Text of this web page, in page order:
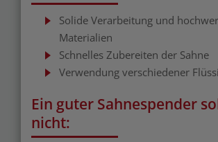
Solide Verarbeitung und
Materialien
Schnelles Zubereiten der Sahne
Verwendung verschiedener
Ein guter Sahnespender
nicht: